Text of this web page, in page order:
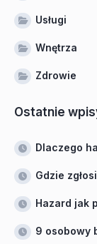
Usługi
Wnętrza
Zdrowie
Ostatnie
Dlaczego
Gdzie
Hazard jak
9 osobowy